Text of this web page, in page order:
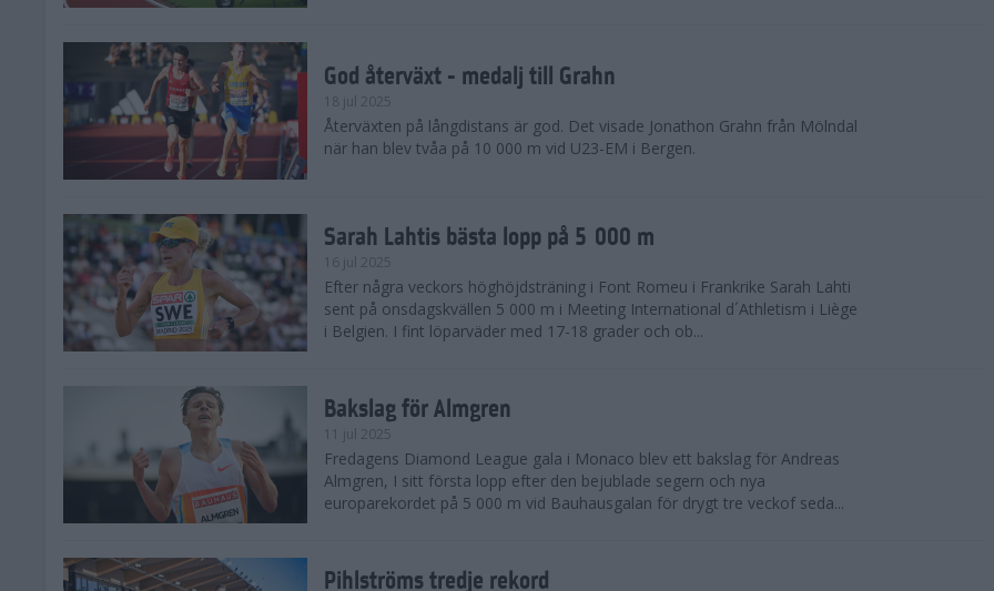
God återväxt - medalj till Grahn
18 jul 2025
Återväxten på långdistans är god. Det visade Jonathon Grahn från Mölndal
när han blev tvåa på 10 000 m vid U23-EM i Bergen.
Sarah Lahtis bästa lopp på 5 000 m
16 jul 2025
Efter några veckors höghöjdsträning i Font Romeu i Frankrike Sarah Lahti
sent på onsdagskvällen 5 000 m i Meeting International d´Athletism i Liège
i Belgien. I fint löparväder med 17-18 grader och ob...
Bakslag för Almgren
11 jul 2025
Fredagens Diamond League gala i Monaco blev ett bakslag för Andreas
Almgren, I sitt första lopp efter den bejublade segern och nya
europarekordet på 5 000 m vid Bauhausgalan för drygt tre veckof seda...
Pihlströms tredje rekord